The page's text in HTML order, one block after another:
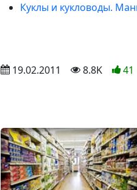
Куклы и кукловоды.
19.02.2011 8.8K 41